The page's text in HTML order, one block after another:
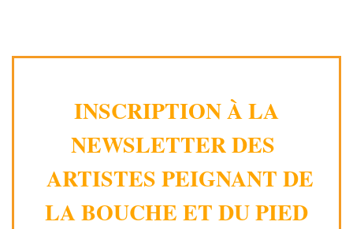
INSCRIPTION À LA
NEWSLETTER DES
ARTISTES PEIGNANT DE
LA BOUCHE ET DU PIED